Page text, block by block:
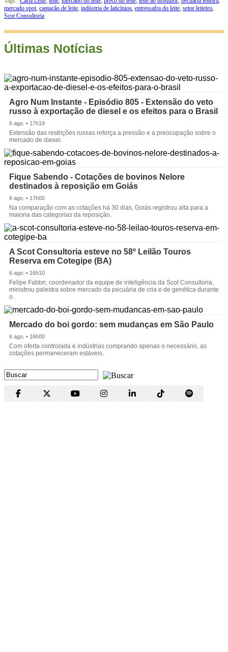
mercado spot captação de leite indústria de laticínios entressafra do leite setor leiteiro
Scot Consultoria
Últimas Notícias
Agro Num Instante - Episódio 805 - Extensão do veto
russo à exportação de diesel e os efeitos para o Brasil
6 ago. • 17h19
Extensão das restrições russas reforça a pressão e a preocupação sobre o
mercado de diesel.
Fique Sabendo - Cotações de bovinos Nelore
destinados à reposição em Goiás
6 ago. • 17h00
Na comparação com as cotações há 30 dias, Goiás registrou alta para a
maioria das categorias da reposição.
A Scot Consultoria esteve no 58º Leilão Touros
Reserva em Cotegipe (BA)
6 ago. • 16h10
Felipe Fabbri, coordenador da equipe de inteligência da Scot Consultoria,
ministrou palestra sobre mercado da pecuária de cria e de genética durante
o.
Mercado do boi gordo: sem mudanças em São Paulo
6 ago. • 16h00
Com oferta controlada e indústrias comprando apenas o necessário, as
cotações permaneceram estáveis.